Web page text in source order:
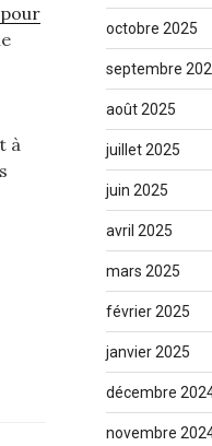
à
octobre 2025
septembre
août 2025
juillet 2025
juin 2025
avril 2025
mars 2025
février 2025
janvier 2025
décembre
novembre